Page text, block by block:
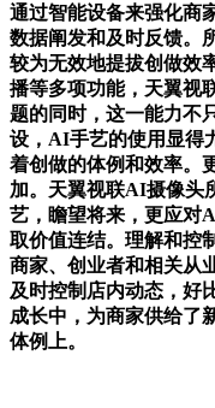
通过智能设备来强化商
数据阐发和及时反馈。
较为无效地提拔创做效
播等多项功能，天翼视
题的同时，这一能力不
设，AI手艺的使用显得
着创做的体例和效率。
加。天翼视联AI摄像头
艺，瞻望将来，更应对
取价值连结。理解和控
商家、创业者和相关从
及时控制店内动态，好
成长中，为商家供给了
体例上。